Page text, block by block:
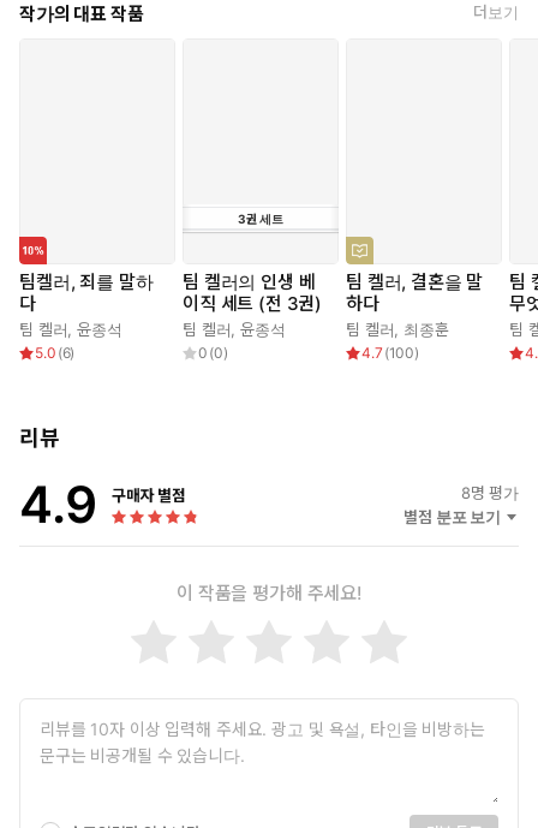
“쓰면서 하나님의 인도하심과 도우심을 가장 많이 느낀 책이다.”
췌장암 투병 중 집필한 팀 켈러의 진솔하고 힘 있는 신앙고백
‘오늘 여기’서 ‘장차 올 그 나라’를 사는 패러다임의 대전환
오늘날 기독교의 대표 절기 부활절의 풍경을 떠올려 보라. 교회에서
달걀 나눠 주는 날? 사순절과 고난주간이라는 심적 부담감에 마침표
를 찍고 다시 환한 얼굴과 즐거운(?) 일상으로 돌아갈 자유를 주는
적일 뿐인가? 오늘의 내 삶, 신음하는 이 시대와 별 상관없는 한낱
과거의 사건인가? 현대 기독교는 지금 가장 중요한 복음의 핵심을
놓치고 있다! 팬데믹이 전 세계를 강타한 지금, 심하게 양극화된 사
의, 사회 붕괴로 두려움이 일상이 된 작금의 현실에서 우리는 왜 눈
을 들어 다시 ‘예수의 부활’을 바라보아야 하는가? ‘그랬으면 좋겠
다’는 희망 사항이 아니라, 오늘을 견디게 할 ‘진짜 희망’이 절실한 세
작가의 대표 작품 더보기
팀켈러, 죄를 말하
다
팀 켈러 ,윤종석
5.0 (6)
3권 세트
팀 켈러의 인생 베
이직 세트 (전 3권)
팀 켈러 ,윤종석
0 (0)
팀 켈러, 결혼을 말
하다
팀 켈러 최종훈
4.7 (100)
팀
무
팀
리뷰
4.9 구매자 별점 8명 평가
별점 분포 보기
이 작품을 평가해 주세요!